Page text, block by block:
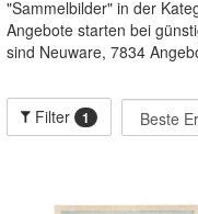
"Sammelbilder" in der
Angebote starten bei
sind Neuware, 7834
Filter 1